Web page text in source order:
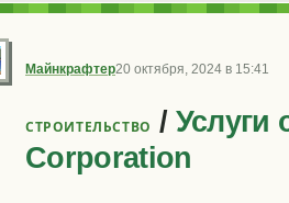
Майнкрафтер20 октября, 2024 в 15:41
СТРОИТЕЛЬСТВО / Услуги
Corporation